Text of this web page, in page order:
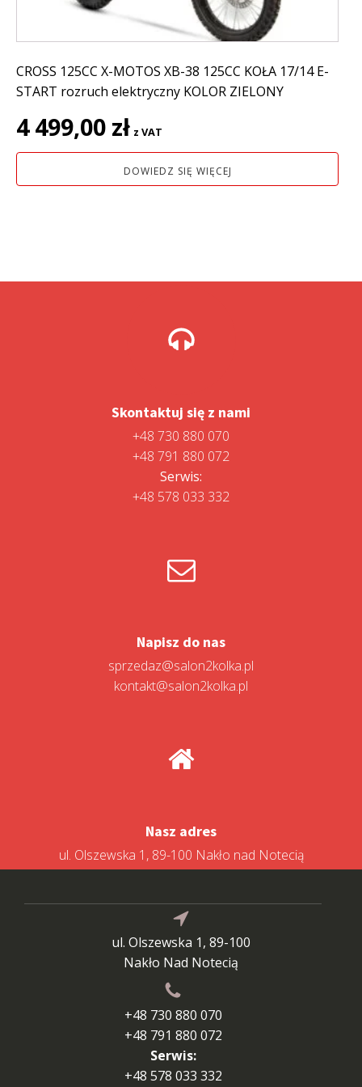
CROSS 125CC X-MOTOS XB-38 125CC KOŁA 17/14 E-
START rozruch elektryczny KOLOR ZIELONY
4 499,00 zł z VAT
DOWIEDZ SIĘ WIĘCEJ
Skontaktuj się z nami
+48 730 880 070
+48 791 880 072
Serwis:
+48 578 033 332
Napisz do nas
sprzedaz@salon2kolka.pl
kontakt@salon2kolka.pl
Nasz adres
ul. Olszewska 1, 89-100 Nakło nad Notecią
ul. Olszewska 1, 89-100
Nakło Nad Notecią
+48 730 880 070
+48 791 880 072
Serwis:
+48 578 033 332